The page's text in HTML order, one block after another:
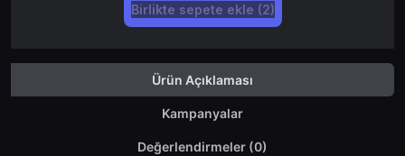
Birlikte sepete ekle (2)
Ürün Açıklaması
Kampanyalar
Değerlendirmeler (0)